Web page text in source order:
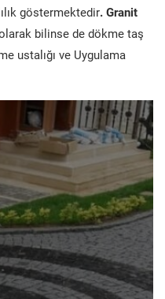
göstermektedir. Granit
bilinse de dökme taş
ustalığı ve Uygulama